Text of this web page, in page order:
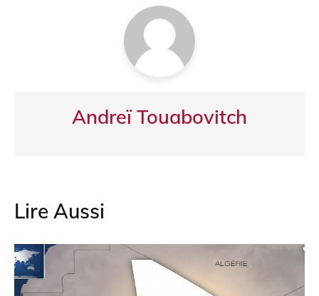
Andreï Touabovitch
Lire Aussi